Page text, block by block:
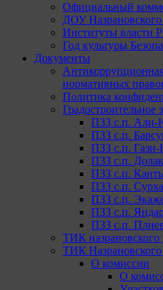
Официальный
ДОУ Назрановского
Институты власти
Год культуры
Документы
нормативных
Политика
Градостроительное
ПЗЗ с.п. Али-
ПЗЗ с.п.
ПЗЗ с.п.
ПЗЗ с.п.
ПЗЗ с.п.
ПЗЗ с.п.
ПЗЗ с.п.
ПЗЗ с.п.
ПЗЗ с.п.
ТИК назрановского
ТИК Назрановского
О комиссии
О